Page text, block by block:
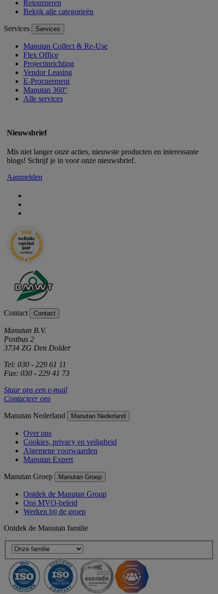
Retourneren
Bekijk alle categorieën
Services Services
Manutan Collect & Re-Use
Flex Office
Projectinrichting
Vendor Leasing
E-Procurement
Manutan 360°
Alle services
Nieuwsbrief
Mis niet langer onze acties, nieuwste producten en interessante
blogs! Schrijf je in voor onze nieuwsbrief.
Aanmelden
Contact Contact
Manutan B.V.
Postbus 2
3734 ZG Den Dolder
Tel: 030 - 229 61 11
Fax: 030 - 229 41 73
Stuur ons een e-mail
Contacteer ons
Manutan Nederland Manutan Nederland
Over ons
Cookies, privacy en veiligheid
Algemene voorwaarden
Manutan Expert
Manutan Groep Manutan Groep
Ontdek de Manutan Group
Ons MVO-beleid
Werken bij de groep
Ontdek de Manutan familie